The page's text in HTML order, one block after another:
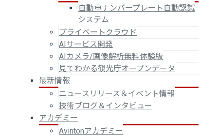
自動車ナンバープレート自動認識
システム
プライベートクラウド
AIサービス開発
AIカメラ/画像解析無料体験版
見てわかる観光庁オープンデータ
最新情報
ニュースリリース＆イベント情報
技術ブログ＆インタビュー
アカデミー
Avintonアカデミー